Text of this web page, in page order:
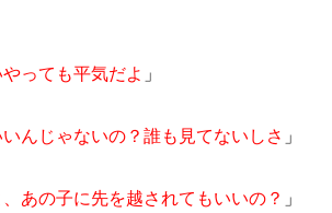
っても平気だよ 」
んじゃないの？誰も見てないしさ 」
あの子に先を越されてもいいの？ 」